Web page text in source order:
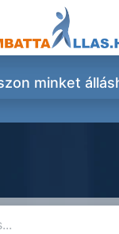
minket